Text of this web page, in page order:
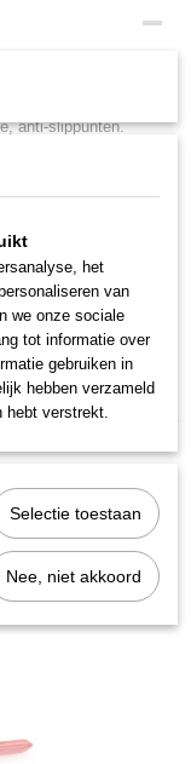
1,5 - 30 mm. Met
anti-slippunten.
het
van
we onze sociale
tot informatie over
gebruiken in
hebben verzameld
hebt verstrekt.
Selectie toestaan
Nee, niet akkoord